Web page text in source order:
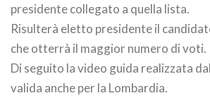
presidente collegato a quella lista.
Risulterà eletto presidente il
che otterrà il maggior numero di voti.
Di seguito la video guida realizzata
valida anche per la Lombardia.